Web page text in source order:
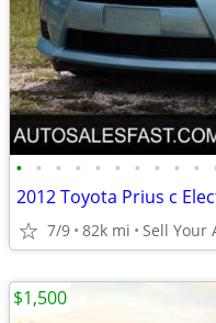
• • • • • • • • • •
7/9 82k mi Sell Your
$1,500